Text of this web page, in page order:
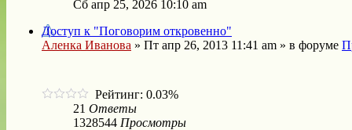
Сб апр 25, 2026 10:10 am
Доступ к "Поговорим откровенно"
Аленка Иванова » Пт апр 26, 2013 11:41 am » в форуме
Рейтинг: 0.03%
21 Ответы
1328544 Просмотры